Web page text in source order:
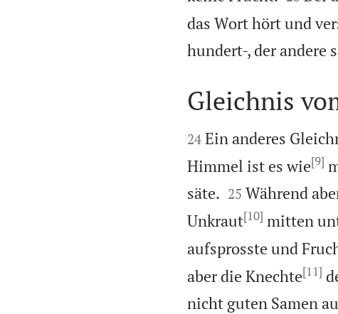
das Wort hört und
hundert-, der andere

Gleichnis

24 Ein anderes
Himmel ist es wie[9]
säte.
25 Während
Unkraut[10] mitten
aufsprosste und
aber die Knechte[11]
nicht guten Samen